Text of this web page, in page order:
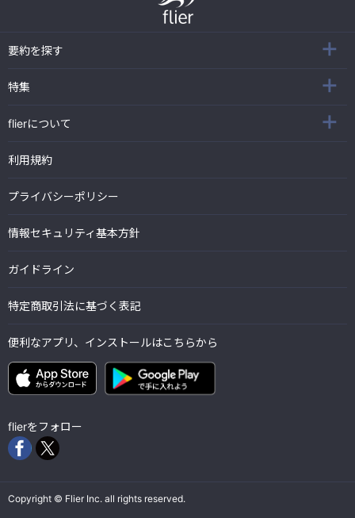
要約を探す
特集
flierについて
利用規約
プライバシーポリシー
情報セキュリティ基本方針
ガイドライン
特定商取引法に基づく表記
便利なアプリ、インストールはこちらから
flierをフォロー
Copyright © Flier Inc. all rights reserved.